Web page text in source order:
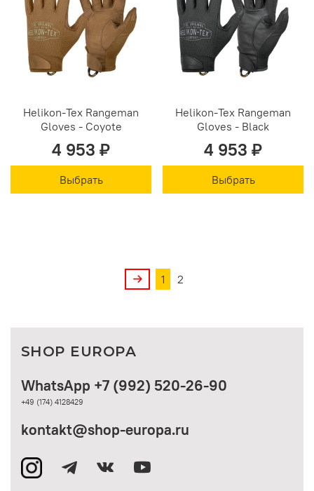
Helikon-Tex Rangeman
Gloves - Coyote
4 953 ₽
Выбрать
Helikon-Tex Rangeman
Gloves - Black
4 953 ₽
Выбрать
1 2
WhatsApp +7 (992) 520-26-90
+49 (174) 4128429
kontakt@shop-europa.ru
SHOP EUROPA